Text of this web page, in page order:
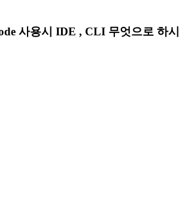
사용시 IDE , CLI 무엇으로 하시